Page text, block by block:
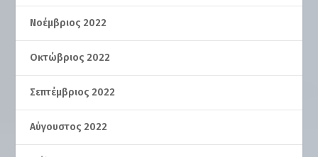
Νοέμβριος 2022
Οκτώβριος 2022
Σεπτέμβριος 2022
Αύγουστος 2022